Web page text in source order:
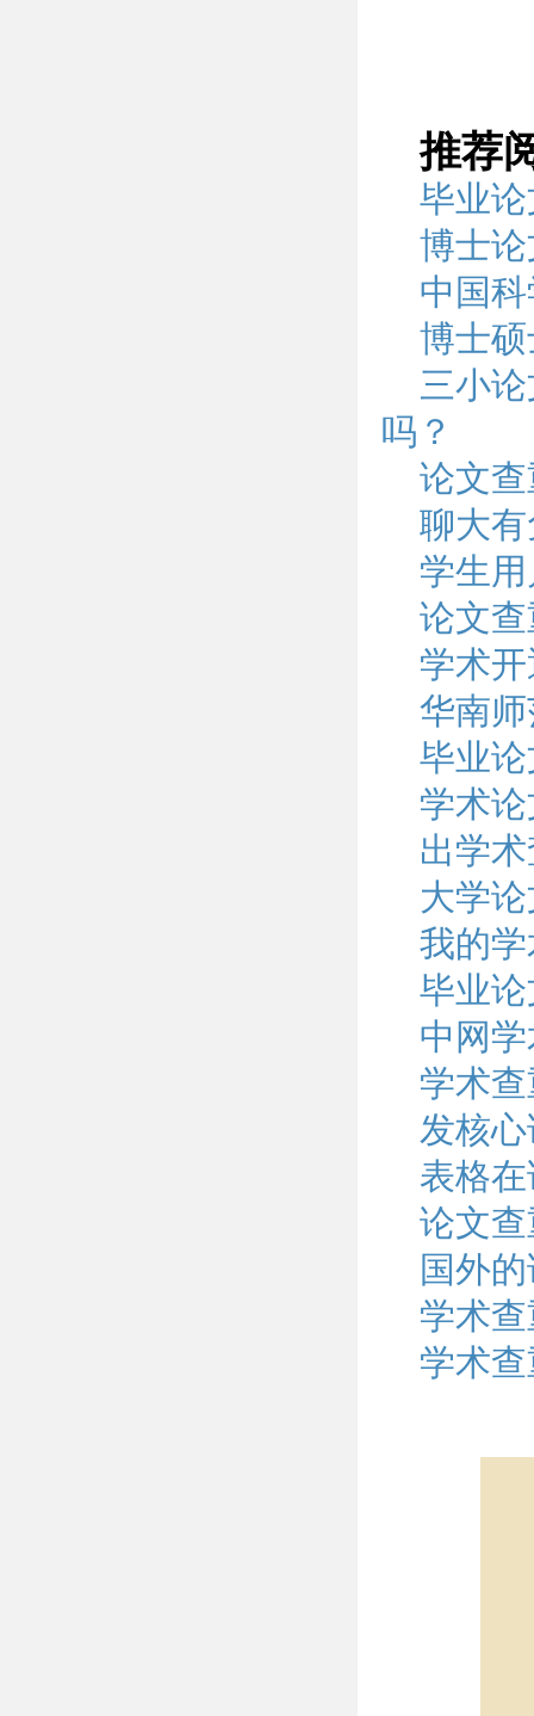
推荐
毕业
博士
中国
博士
三小
吗？
论文
聊大
学生
论文
学术
华南
毕业
学术
出学
大学
我的
毕业
中网
学术
发核
表格
论文
国外
学术
学术